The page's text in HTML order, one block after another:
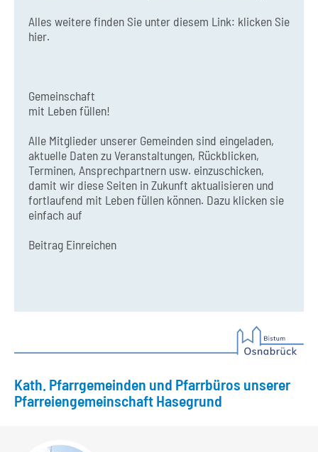
Alles weitere finden Sie unter diesem Link: klicken Sie
hier.
Gemeinschaft
mit Leben füllen!
Alle Mitglieder unserer Gemeinden sind eingeladen,
aktuelle Daten zu Veranstaltungen, Rückblicken,
Terminen, Ansprechpartnern usw. einzuschicken,
damit wir diese Seiten in Zukunft aktualisieren und
fortlaufend mit Leben füllen können. Dazu klicken sie
einfach auf
Beitrag Einreichen
Kath. Pfarrgemeinden und Pfarrbüros unserer
Pfarreiengemeinschaft Hasegrund